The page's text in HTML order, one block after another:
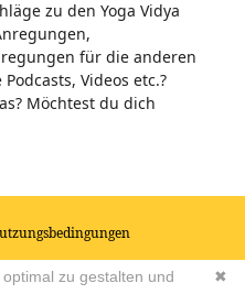
zu den Yoga Vidya
für die anderen
Videos etc.?
Möchtest du dich
AGB's| Yoga Vidya Community -
Ayurveda Powered by
✖
zu gestalten und